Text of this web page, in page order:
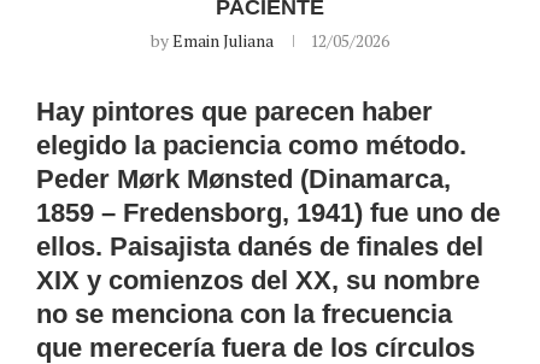
PACIENTE
byEmain Juliana 12/05/2026
Hay pintores que parecen haber
elegido la paciencia como método.
Peder Mørk Mønsted (Dinamarca,
1859 – Fredensborg, 1941) fue uno de
ellos. Paisajista danés de finales del
XIX y comienzos del XX, su nombre
no se menciona con la frecuencia
que merecería fuera de los círculos